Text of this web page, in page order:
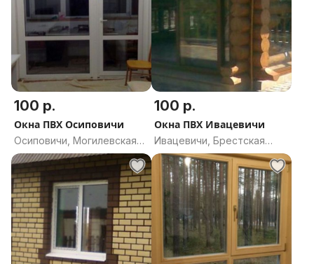
100 р.
Окна ПВХ Осиповичи
Осиповичи, Могилевская
область
100 р.
Окна ПВХ Ивацевичи
Ивацевичи, Брестская
область